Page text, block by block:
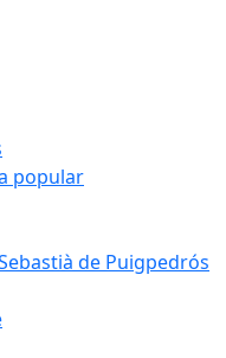
popular
de Puigpedrós